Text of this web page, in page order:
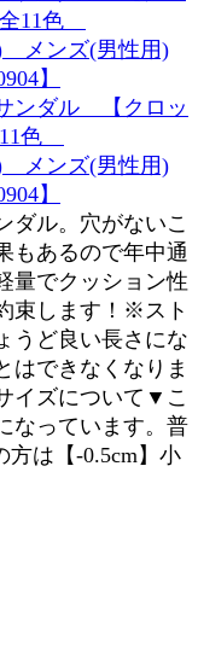
ンダル 【クロッ
色
メンズ(男性用)
】
ダル。穴がないこ
もあるので年中通
量でクッション性
束します！※スト
うど良い長さにな
はできなくなりま
イズについて▼こ
なっています。普
方は【-0.5cm】小